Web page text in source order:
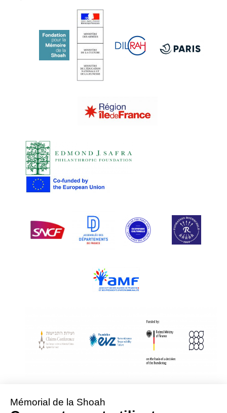
With Assistance from the Conference on Jewish Material Claims Against
Sponsored by the Foundation « Remembrance, Responsibility and Future »